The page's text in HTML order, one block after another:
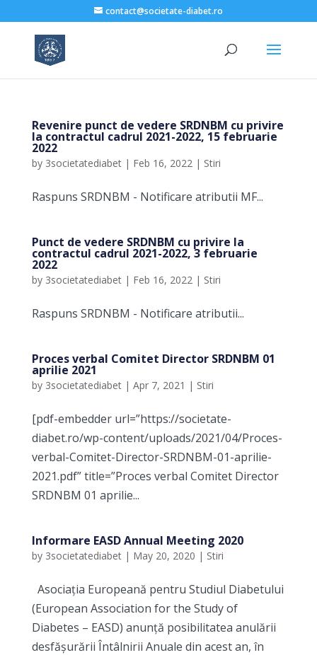
contact@societate-diabet.ro
Revenire punct de vedere SRDNBM cu privire
la contractul cadrul 2021-2022, 15 februarie
2022
by 3societatediabet| Feb 16, 2022| Stiri
Raspuns SRDNBM - Notificare atributii MF...
Punct de vedere SRDNBM cu privire la
contractul cadrul 2021-2022, 3 februarie
2022
by 3societatediabet| Feb 16, 2022| Stiri
Raspuns SRDNBM - Notificare atributii...
Proces verbal Comitet Director SRDNBM 01
aprilie 2021
by 3societatediabet| Apr 7, 2021 | Stiri
[pdf-embedder url=”https://societate-
diabet.ro/wp-content/uploads/2021/04/Proces-
verbal-Comitet-Director-SRDNBM-01-aprilie-
2021.pdf” title=”Proces verbal Comitet Director
SRDNBM 01 aprilie...
Informare EASD Annual Meeting 2020
by 3societatediabet| May 20, 2020 | Stiri
Asociația Europeană pentru Studiul Diabetului
(European Association for the Study of
Diabetes – EASD) anunță posibilitatea anulării
desfășurării Întâlnirii Anuale din acest an, în